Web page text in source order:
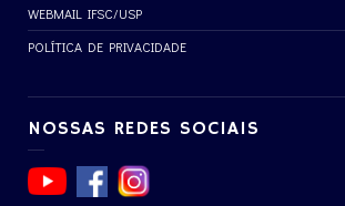
WEBMAIL IFSC/USP
POLÍTICA DE PRIVACIDADE
NOSSAS REDES SOCIAIS